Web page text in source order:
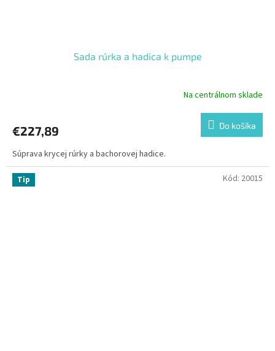
Sada rúrka a hadica k pumpe
Na centrálnom sklade
€227,89 Do košíka
Súprava krycej rúrky a bachorovej hadice.
Tip Kód: 20015